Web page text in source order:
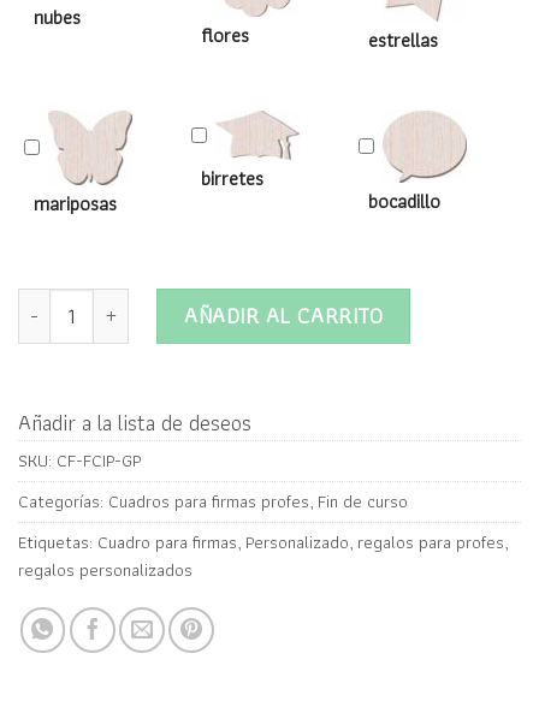
nubes
flores estrellas
mariposas
birretes
bocadillo
Cuadro para firmas fin de curso con Foto y Texto
AÑADIR AL CARRITO
Añadir a la lista de deseos
SKU: CF-FCIP-GP
Categorías: Cuadros para firmas profes, Fin de curso
Etiquetas: Cuadro para firmas, Personalizado, regalos para profes,
regalos personalizados